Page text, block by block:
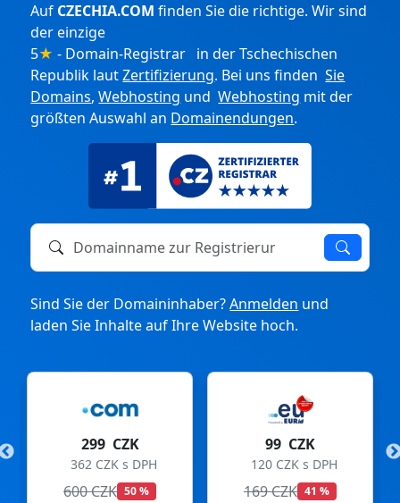
Auf CZECHIA.COM finden Sie die richtige. Wir sind
der einzige
5★ - Domain-Registrar in der Tschechischen
Republik lautZertifizierung. Bei uns findenSie
Domains,Webhosting undWebhosting mit der
größten Auswahl an Domainendungen.
Domainname zur Registrierung oder zum Transfer
Sind Sie der Domaininhaber?Anmelden und
laden Sie Inhalte auf Ihre Website hoch.
299 CZK
362 CZK s DPH
600 CZK 50 %
99 CZK
120 CZK s DPH
169 CZK 41 %